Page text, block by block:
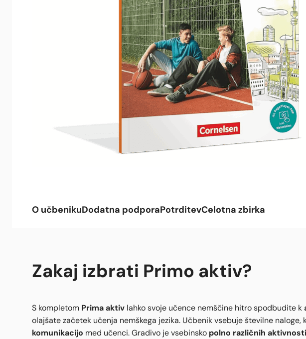
O učbenikuDodatna podporaPotrditevCelotna zbirka
Zakaj izbrati Primo aktiv?
S kompletom Prima aktiv lahko svoje učence nemščine hitro spodbudite k
olajšate začetek učenja nemškega jezika. Učbenik vsebuje številne naloge,
komunikacijo med učenci. Gradivo je vsebinsko polno različnih aktivnosti